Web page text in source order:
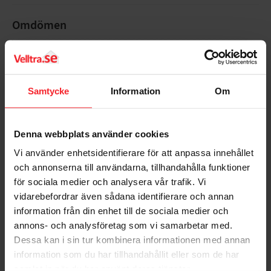
Samtycke Information Om
Denna webbplats använder cookies
Vi använder enhetsidentifierare för att anpassa innehållet
och annonserna till användarna, tillhandahålla funktioner
för sociala medier och analysera vår trafik. Vi
vidarebefordrar även sådana identifierare och annan
information från din enhet till de sociala medier och
annons- och analysföretag som vi samarbetar med.
Dessa kan i sin tur kombinera informationen med annan
information som du har tillhandahållit eller som de har
Omdömen
Bli den första att lämna ett omdöme.
Populära produkter